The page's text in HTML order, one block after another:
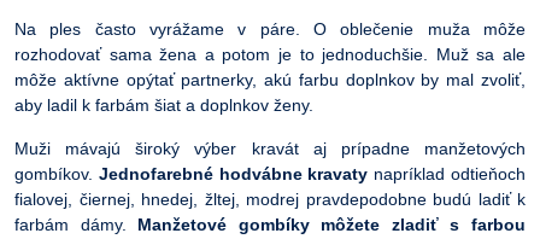
Na ples často vyrážame v páre. O oblečenie muža môže
rozhodovať sama žena a potom je to jednoduchšie. Muž sa ale
môže aktívne opýtať partnerky, akú farbu doplnkov by mal zvoliť,
aby ladil k farbám šiat a doplnkov ženy.
Muži mávajú široký výber kravát aj prípadne manžetových
gombíkov. Jednofarebné hodvábne kravaty napríklad odtieňoch
fialovej, čiernej, hnedej, žltej, modrej pravdepodobne budú ladiť k
farbám dámy. Manžetové gombíky môžete zladiť s farbou